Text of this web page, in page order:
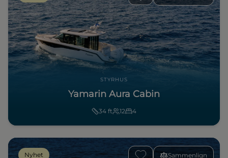
STYRHUS
Yamarin Aura Cabin
34 ft 12 4
Sammenlign
Nyhet